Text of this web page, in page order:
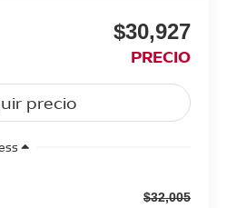
$30,927
PRECIO
$32,005